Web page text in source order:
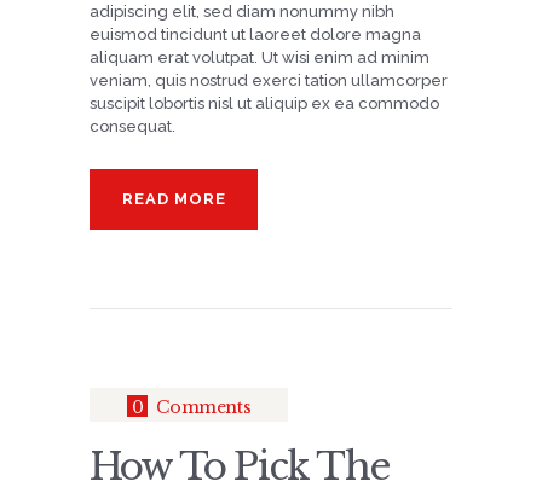
adipiscing elit, sed diam nonummy nibh
euismod tincidunt ut laoreet dolore magna
aliquam erat volutpat. Ut wisi enim ad minim
veniam, quis nostrud exerci tation ullamcorper
suscipit lobortis nisl ut aliquip ex ea commodo
consequat.
READ MORE
0 Comments
How To Pick The